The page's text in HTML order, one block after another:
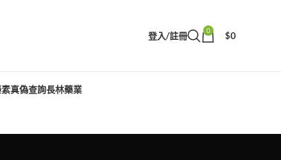
登入/註冊 0 $0
素真偽查詢長林藥業